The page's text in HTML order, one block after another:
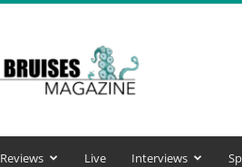
Your
Bruises
Magazine
Reviews Live Interviews